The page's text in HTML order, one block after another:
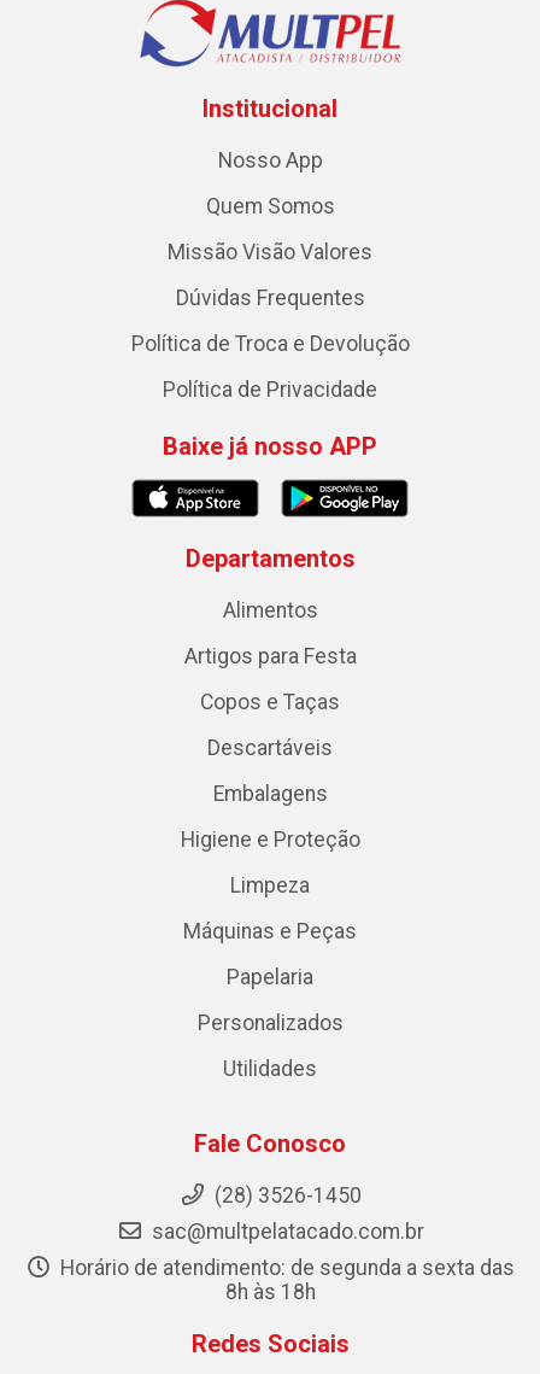
Institucional
Nosso App
Quem Somos
Missão Visão Valores
Dúvidas Frequentes
Política de Troca e Devolução
Política de Privacidade
Baixe já nosso APP
Departamentos
Alimentos
Artigos para Festa
Copos e Taças
Descartáveis
Embalagens
Higiene e Proteção
Limpeza
Máquinas e Peças
Papelaria
Personalizados
Utilidades
Fale Conosco
(28) 3526-1450
sac@multpelatacado.com.br
Horário de atendimento: de segunda a sexta das
8h às 18h
Redes Sociais